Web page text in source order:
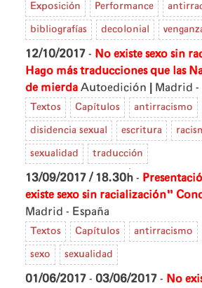
Exposición Performance
bibliografías decolonial
12/10/2017 - No existe sexo sin
Hago más traducciones que las
de mierda Autoedición Madrid -
Textos Capítulos antirracismo
disidencia sexual escritura
sexualidad traducción
13/09/2017 / 18.30h -
existe sexo sin racialización"
Madrid - España
Textos Capítulos antirracismo
sexo sexualidad
01/06/2017 - 03/06/2017 - No